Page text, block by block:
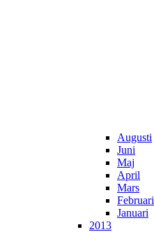
Augusti
Juni
Maj
April
Mars
Februari
Januari
2013